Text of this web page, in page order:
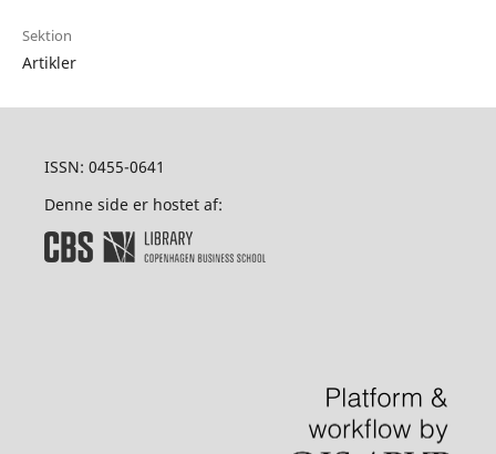
Sektion
Artikler
ISSN: 0455-0641
Denne side er hostet af: